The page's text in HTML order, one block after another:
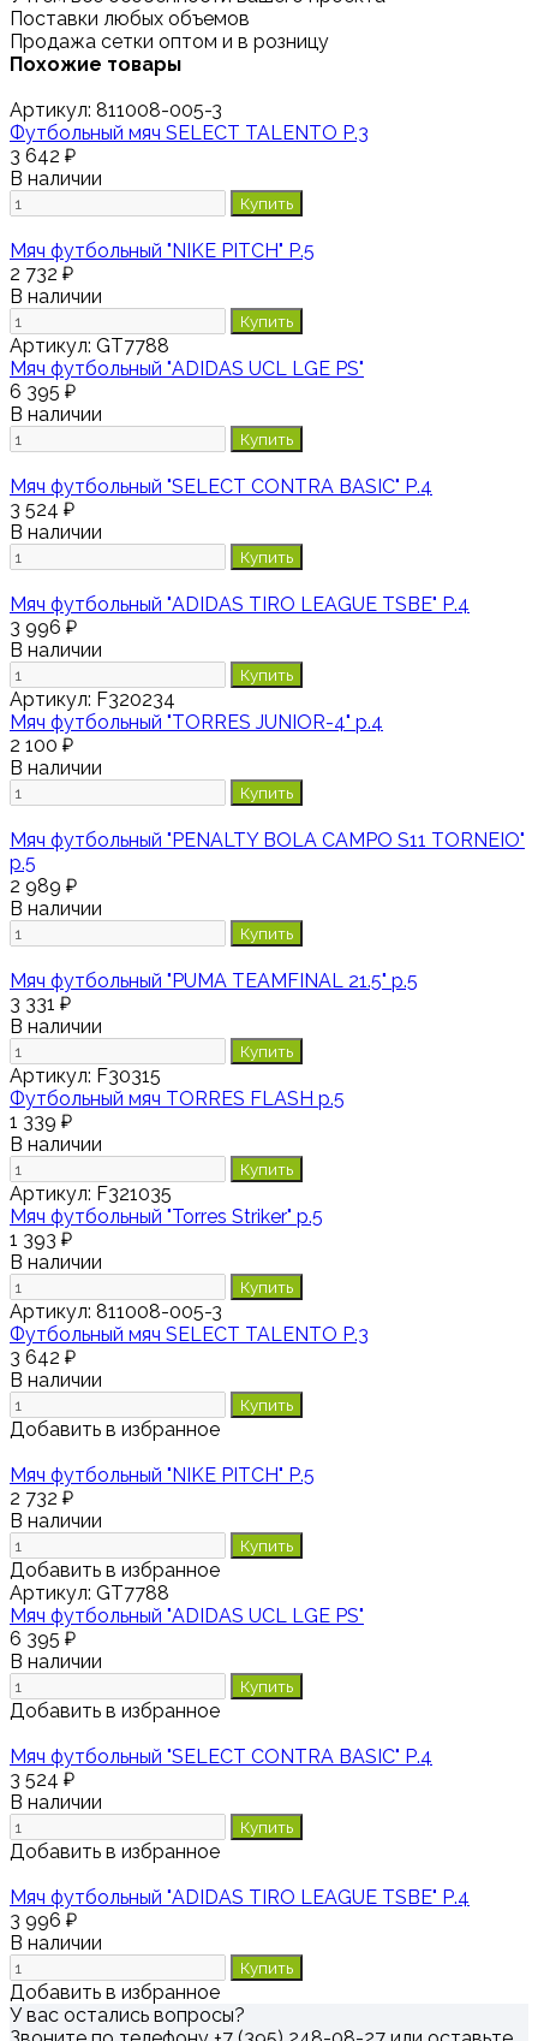
Поставки любых объемов
Продажа сетки оптом и в розницу
Похожие товары
Артикул: 811008-005-3
Футбольный мяч SELECT TALENTO Р.3
3 642 ₽
В наличии
Купить
Мяч футбольный "NIKE PITCH" Р.5
2 732 ₽
В наличии
Купить
Артикул: GT7788
Мяч футбольный "ADIDAS UCL LGE PS"
6 395 ₽
В наличии
Купить
Мяч футбольный "SELECT CONTRA BASIC" Р.4
3 524 ₽
В наличии
Купить
Мяч футбольный "ADIDAS TIRO LEAGUE TSBE" Р.4
3 996 ₽
В наличии
Купить
Артикул: F320234
Мяч футбольный "TORRES JUNIOR-4" р.4
2 100 ₽
В наличии
Купить
Мяч футбольный "PENALTY BOLA CAMPO S11 TORNEIO"
р.5
2 989 ₽
В наличии
Купить
Мяч футбольный "PUMA TEAMFINAL 21.5" р.5
3 331 ₽
В наличии
Купить
Артикул: F30315
Футбольный мяч TORRES FLASH р.5
1 339 ₽
В наличии
Купить
Артикул: F321035
Мяч футбольный "Torres Striker" р.5
1 393 ₽
В наличии
Купить
Артикул: 811008-005-3
Футбольный мяч SELECT TALENTO Р.3
3 642 ₽
В наличии
Купить
Добавить в избранное
Мяч футбольный "NIKE PITCH" Р.5
2 732 ₽
В наличии
Купить
Добавить в избранное
Артикул: GT7788
Мяч футбольный "ADIDAS UCL LGE PS"
6 395 ₽
В наличии
Купить
Добавить в избранное
Мяч футбольный "SELECT CONTRA BASIC" Р.4
3 524 ₽
В наличии
Купить
Добавить в избранное
Мяч футбольный "ADIDAS TIRO LEAGUE TSBE" Р.4
3 996 ₽
В наличии
Купить
Добавить в избранное
У вас остались вопросы?